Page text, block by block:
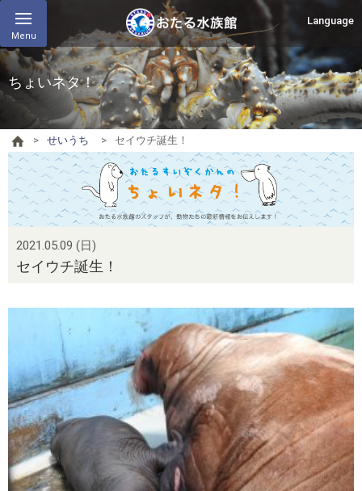
Menu
Language
ちょいネタ！
せいうち セイウチ誕生！
2021.05.09 (日)
セイウチ誕生！